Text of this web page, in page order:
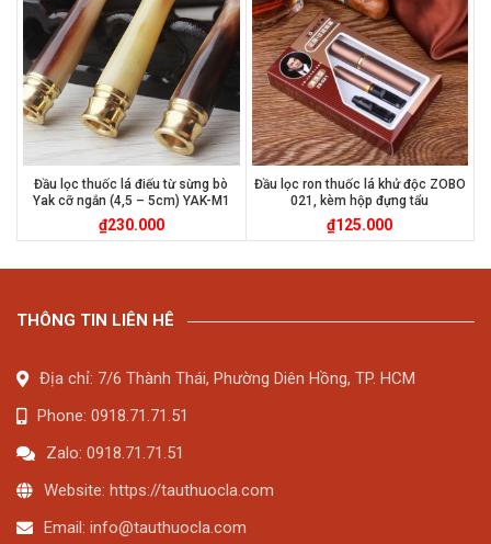
Đầu lọc thuốc lá điếu từ sừng bò
Yak cỡ ngắn (4,5 – 5cm) YAK-M1
₫230.000
Đầu lọc ron thuốc lá khử độc ZOBO
021, kèm hộp đựng tẩu
₫125.000
THÔNG TIN LIÊN HÊ
Địa chỉ: 7/6 Thành Thái, Phường Diên Hồng, TP. HCM
Phone: 0918.71.71.51
Zalo: 0918.71.71.51
Website: https://tauthuocla.com
Email: info@tauthuocla.com